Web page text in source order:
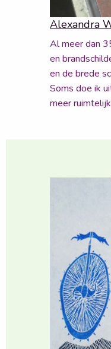
Alexandra
Al meer dan
en
en de brede
Soms doe ik
meer